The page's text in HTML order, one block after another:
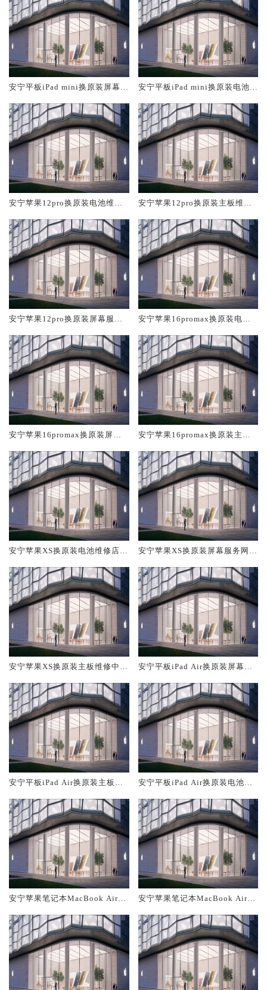
安宁平板iPad mini换原装屏幕服
安宁平板iPad mini换原装电池维
安宁苹果12pro换原装电池维修
安宁苹果12pro换原装主板维修
安宁苹果12pro换原装屏幕服务
安宁苹果16promax换原装电池
安宁苹果16promax换原装屏幕
安宁苹果16promax换原装主板
安宁苹果XS换原装电池维修店大
安宁苹果XS换原装屏幕服务网点
安宁苹果XS换原装主板维修中心
安宁平板iPad Air换原装屏幕服
安宁平板iPad Air换原装主板维
安宁平板iPad Air换原装电池维
安宁苹果笔记本MacBook Air换
安宁苹果笔记本MacBook Air换